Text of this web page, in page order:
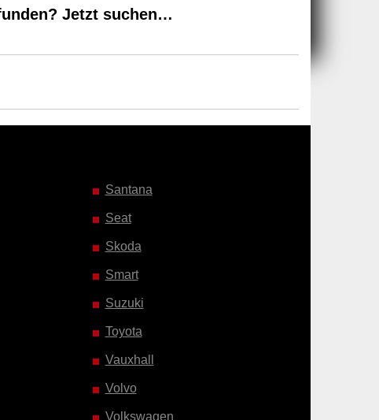
Jetzt suchen…
Santana
Seat
Skoda
Smart
Suzuki
Toyota
Vauxhall
Volvo
Volkswagen